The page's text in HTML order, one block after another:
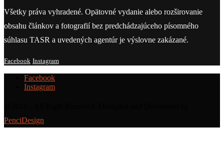
Všetky práva vyhradené. Opätovné vydanie alebo rozširovanie
obsahu článkov a fotografií bez predchádzajúceho písomného
súhlasu TASR a uvedených agentúr je výslovne zakázané.
Facebook Instagram
Facebook
Instagram
PenciDesign